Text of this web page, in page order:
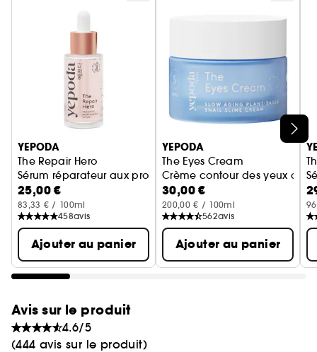
Ignorer le carrousel produits
YEPODA
The Repair Hero
Sérum réparateur aux probiotiques et à la niacinamide
25,00 €
83,33 € / 100ml
458avis
Ajouter au panier
YEPODA
The Eyes Cream
Crème contour des yeux
30,00 €
200,00 € / 100ml
562avis
Ajouter au panier
Avis sur le produit
4.6/5
(444 avis sur le produit)